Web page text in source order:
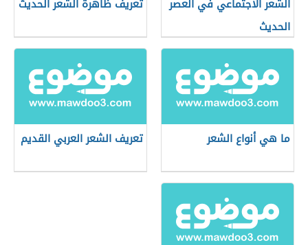
الشعر الاجتماعي في العصر
الحديث
تعريف ظاهرة الشعر الحديث
ما هي أنواع الشعر تعريف الشعر العربي القديم